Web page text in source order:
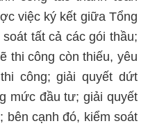
việc ký kết giữa Tổng
tất cả các gói thầu;
thi công còn thiếu, yêu
công; giải quyết dứt
mức đầu tư; giải quyết
bên cạnh đó, kiểm soát